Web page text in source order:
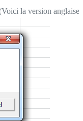
la version